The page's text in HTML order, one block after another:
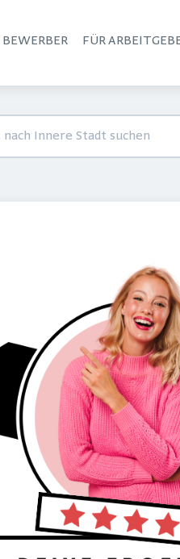
BEWERBER FÜR